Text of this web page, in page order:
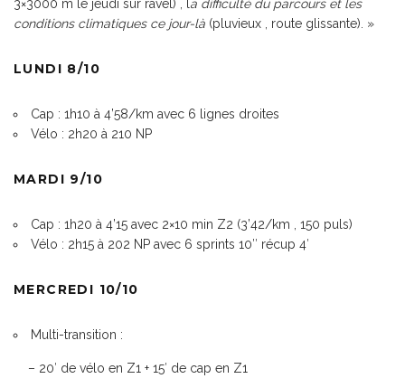
3×3000 m le jeudi sur ravel) , l a difficulté du parcours et les
conditions climatiques ce jour-là (pluvieux , route glissante). »
LUNDI 8/10
Cap : 1h10 à 4’58/km avec 6 lignes droites
Vélo : 2h20 à 210 NP
MARDI 9/10
Cap : 1h20 à 4’15 avec 2×10 min Z2 (3’42/km , 150 puls)
Vélo : 2h15 à 202 NP avec 6 sprints 10″ récup 4′
MERCREDI 10/10
Multi-transition :
– 20′ de vélo en Z1 + 15′ de cap en Z1